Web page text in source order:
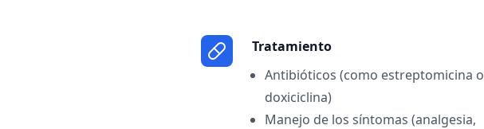
Tratamiento
Antibióticos (como estreptomicina o
doxiciclina)
Manejo de los síntomas (analgesia,